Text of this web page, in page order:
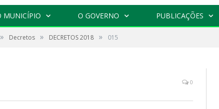
MUNICÍPIO O GOVERNO PUBLICAÇÕES
» Decretos » DECRETOS 2018 » 015
0